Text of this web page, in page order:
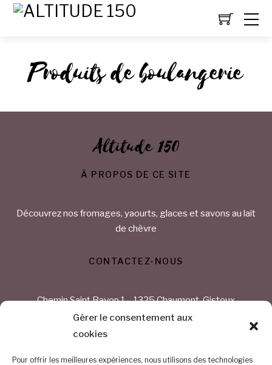
Gérer le consentement aux
cookies
Pour offrir les meilleures expériences, nous utilisons des technologies
Produits de boulangerie
Altitude 150
À PROPOS DE CE SITE
Découvrez nos fromages, yaourts, glaces et savons au lait
de chèvre
CONTACTEZ-NOUS
Chemin Saint Bavon 1 – 1325 Chaumont-Gistoux